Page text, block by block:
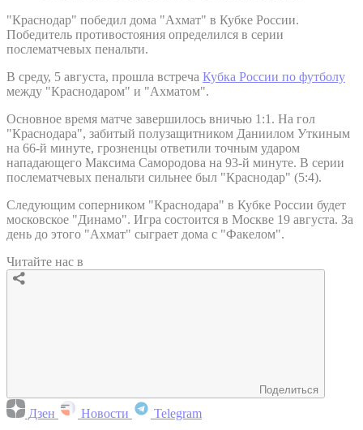
"Краснодар" победил дома "Ахмат" в Кубке России.
Победитель противостояния определился в серии
послематчевых пенальти.
В среду, 5 августа, прошла встреча Кубка России по футболу
между "Краснодаром" и "Ахматом".
Основное время матче завершилось вничью 1:1. На гол
"Краснодара", забитый полузащитником Даниилом Уткиным
на 66-й минуте, грозненцы ответили точным ударом
нападающего Максима Самородова на 93-й минуте. В серии
послематчевых пенальти сильнее был "Краснодар" (5:4).
Следующим соперником "Краснодара" в Кубке России будет
московское "Динамо". Игра состоится в Москве 19 августа. За
день до этого "Ахмат" сыграет дома с "Факелом".
Читайте нас в
Поделиться
Дзен Новости Telegram